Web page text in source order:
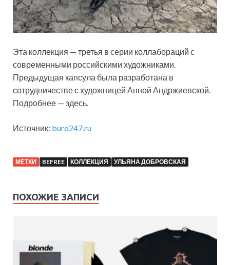
Эта коллекция — третья в серии коллабораций с
современными российскими художниками.
Предыдущая капсула была разработана в
сотрудничестве с художницей Анной Андржиевской.
Подробнее — здесь.
Источник: buro247.ru
МЕТКИ BEFREE КОЛЛЕКЦИЯ УЛЬЯНА ДОБРОВСКАЯ
ПОХОЖИЕ ЗАПИСИ